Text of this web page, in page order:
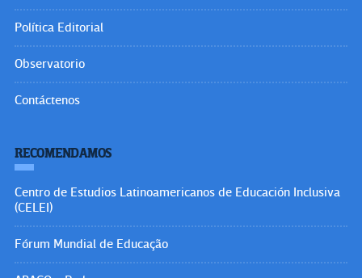
Política Editorial
Observatorio
Contáctenos
RECOMENDAMOS
Centro de Estudios Latinoamericanos de Educación Inclusiva
(CELEI)
Fórum Mundial de Educação